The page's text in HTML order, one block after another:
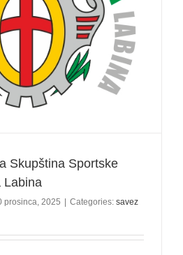
Skupština Sportske
Labina
prosinca, 2025 | Categories: savez